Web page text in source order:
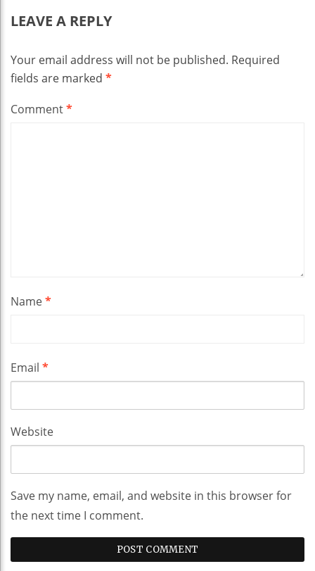
LEAVE A REPLY
Your email address will not be published. Required
fields are marked *
Comment*
Name*
Email *
Website
Save my name, email, and website in this browser for
the next time I comment.